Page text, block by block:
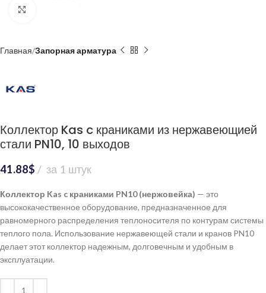
Главная Запорная арматура
Коллектор Kas c краниками из нержавеющией
стали PN10, 10 выходов
41.88$ за 1 штук
Коллектор Kas c краниками PN10 (нержовейка) — это
высококачественное оборудование, предназначенное для
равномерного распределения теплоносителя по контурам системы
теплого пола. Использование нержавеющей стали и кранов PN10
делает этот коллектор надежным, долговечным и удобным в
эксплуатации.